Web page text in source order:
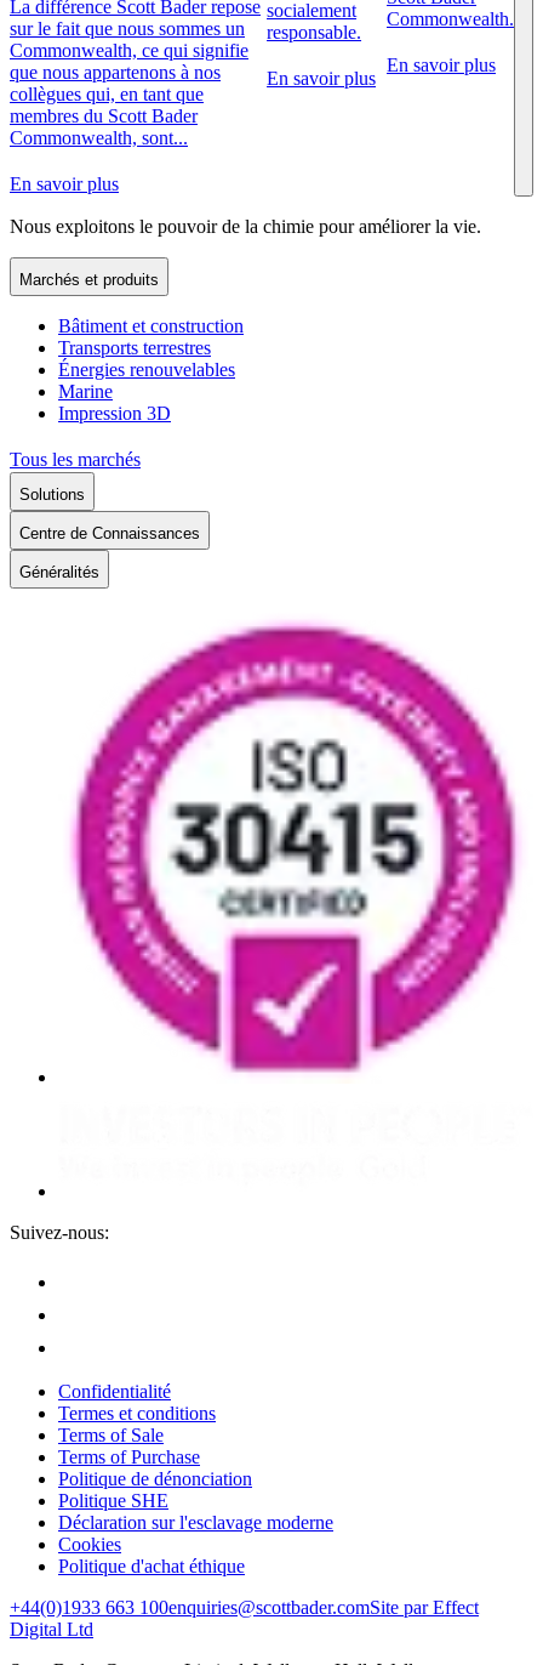
La différence Scott Bader repose
sur le fait que nous sommes un
Commonwealth, ce qui signifie
que nous appartenons à nos
collègues qui, en tant que
membres du Scott Bader
Commonwealth, sont...
En savoir plus
socialement
responsable.
En savoir plus
Commonwealth.
En savoir plus
Nous exploitons le pouvoir de la chimie pour améliorer la vie.
Marchés et produits
Bâtiment et construction
Transports terrestres
Énergies renouvelables
Marine
Impression 3D
Tous les marchés
Solutions
Centre de Connaissances
Généralités
Suivez-nous:
Confidentialité
Termes et conditions
Terms of Sale
Terms of Purchase
Politique de dénonciation
Politique SHE
Déclaration sur l'esclavage moderne
Cookies
Politique d'achat éthique
+44(0)1933 663 100enquiries@scottbader.comSite par Effect
Digital Ltd